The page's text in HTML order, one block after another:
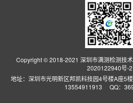
Copyright © 2018-2021 深圳市满测检测技
2020122940号-2
地址：深圳市光明新区邦凯科技园4号楼A座
13554911913 QQ：